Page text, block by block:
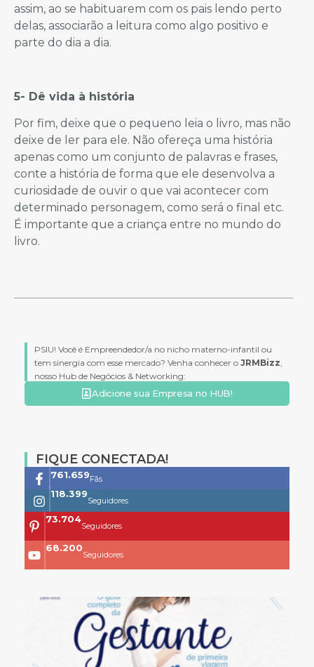
assim, ao se habituarem com os pais lendo perto
delas, associarão a leitura como algo positivo e
parte do dia a dia.
5- Dê vida à história
Por fim, deixe que o pequeno leia o livro, mas não
deixe de ler para ele. Não ofereça uma história
apenas como um conjunto de palavras e frases,
conte a história de forma que ele desenvolva a
curiosidade de ouvir o que vai acontecer com
determinado personagem, como será o final etc.
É importante que a criança entre no mundo do
livro.
PSIU! Você é Empreendedor/a no nicho materno-infantil ou
tem sinergia com esse mercado? Venha conhecer o JRMBizz,
nosso Hub de Negócios & Networking:
Adicione sua Empresa no HUB!
FIQUE CONECTADA!
761.659Fãs
118.399
Seguidores
73.704
Seguidores
68.200
Seguidores